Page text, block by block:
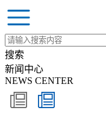
搜索
新闻中心
NEWS CENTER